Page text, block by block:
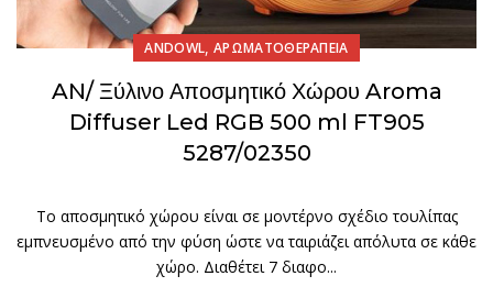
ANDOWL,ΑΡΩΜΑΤΟΘΕΡΑΠΕΙΑ
AN/ Ξύλινο Αποσμητικό Χώρου Aroma
Diffuser Led RGB 500 ml FT905
5287/02350
Το αποσμητικό χώρου είναι σε μοντέρνο σχέδιο τουλίπας
εμπνευσμένο από την φύση ώστε να ταιριάζει απόλυτα σε κάθε
χώρο. Διαθέτει 7 διαφο...